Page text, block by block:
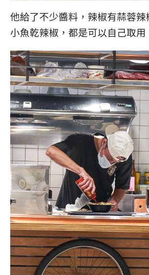
他給了不少醬料，辣椒有蒜蓉辣
小魚乾辣椒，都是可以自己取用